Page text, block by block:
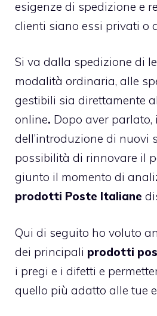
esigenze di spedizione e
clienti siano essi privati o
Si va dalla spedizione di
modalità ordinaria, alle
gestibili sia direttamente
online. Dopo aver parlato,
dell’introduzione di nuovi
possibilità di rinnovare il
giunto il momento di
prodotti Poste Italiane
Qui di seguito ho voluto
dei principali prodotti
i pregi e i difetti e
quello più adatto alle tue